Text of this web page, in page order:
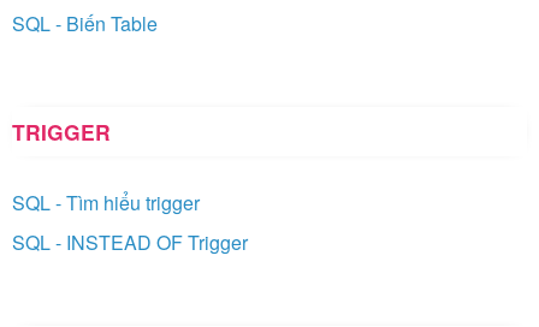
SQL - Biến Table
TRIGGER
SQL - Tìm hiểu trigger
SQL - INSTEAD OF Trigger